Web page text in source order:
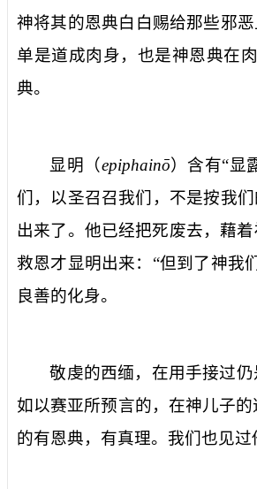
神将其的恩典白白赐给那些邪
单是道成肉身，也是神恩典在
典。
显明 （epiphainō）含有“显
们，以圣召召我们，不是按我
出来了。他已经把死废去，藉
救恩才显明出来：“但到了神我
良善的化身。
敬虔的西缅，在用手接过
如以赛亚所预言的，在神儿子
的有恩典，有真理。我们也见